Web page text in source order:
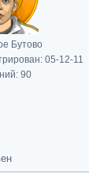
Бутово
05-12-11
90